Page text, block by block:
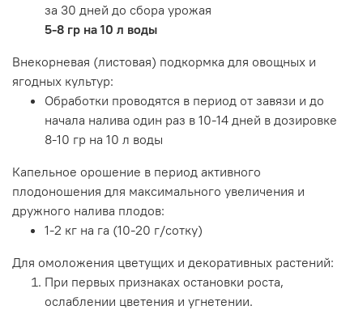
за 30 дней до сбора урожая
5-8 гр на 10 л воды
Внекорневая (листовая) подкормка для овощных и
ягодных культур:
Обработки проводятся в период от завязи и до
начала налива один раз в 10-14 дней в дозировке
8-10 гр на 10 л воды
Капельное орошение в период активного
плодоношения для максимального увеличения и
дружного налива плодов:
1-2 кг на га (10-20 г/сотку)
Для омоложения цветущих и декоративных растений:
При первых признаках остановки роста,
ослаблении цветения и угнетении.